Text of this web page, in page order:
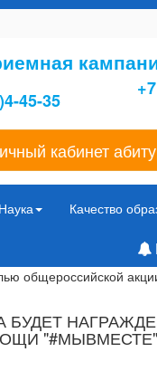
45-35
кабинет
Наука Качество
общероссийской
БУДЕТ
"#МЫВМЕСТЕ"